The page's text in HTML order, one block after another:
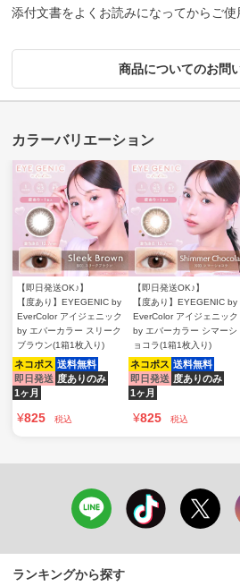
添付文書をよくお読みになってからご使
商品についてのお問
【即日発送OK♪】
【度あり】EYEGENIC by
EverColor アイジェニック
by エバーカラー スリーク
ブラウン(1箱1枚入り)
ネコポス 送料無料
即日発送 度ありのみ
1ヶ月
¥825 税込
【即日発送OK♪】
【度あり】EYEGENIC by
EverColor アイジェニック
by エバーカラー シマーシ
ョコラ(1箱1枚入り)
ネコポス 送料無料
即日発送 度ありのみ
1ヶ月
¥825 税込
ランキングから探す